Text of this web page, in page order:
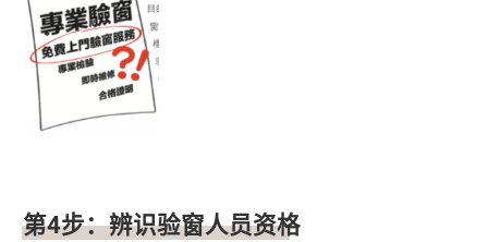
第4步：辨识验窗人员资格